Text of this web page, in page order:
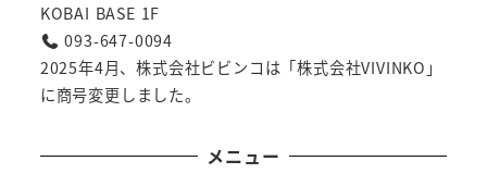
KOBAI BASE 1F
093-647-0094
2025年4月、株式会社ビビンコは「株式会社VIVINKO」
に商号変更しました。
メニュー